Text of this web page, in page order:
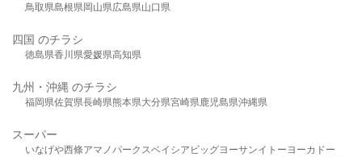
鳥取県島根県岡山県広島県山口県
四国 のチラシ
徳島県香川県愛媛県高知県
九州・沖縄 のチラシ
福岡県佐賀県長崎県熊本県大分県宮崎県鹿児島県沖縄県
スーパー
いなげや西條アマノパークスベイシア ビッグヨーサンイトーヨーカドー